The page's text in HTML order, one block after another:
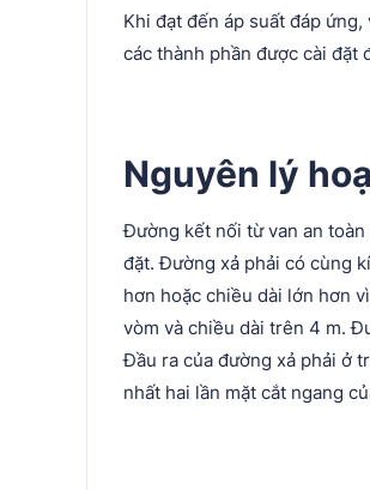
Khi đạt đến áp suất đáp
các thành phần được cài đặt
Nguyên lý
Đường kết nối từ van an
đặt. Đường xả phải có cùng
hơn hoặc chiều dài lớn hơn
vòm và chiều dài trên 4 m.
Đầu ra của đường xả phải ở
nhất hai lần mặt cắt ngang